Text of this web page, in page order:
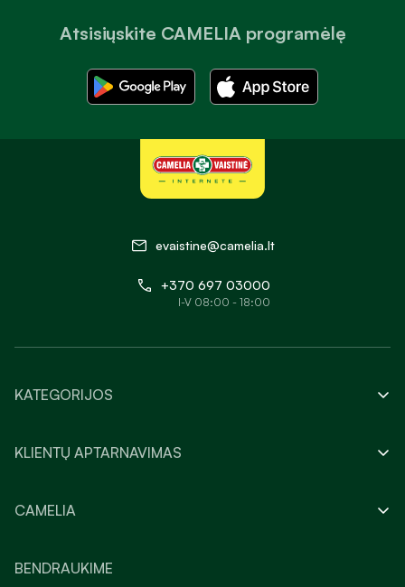
Atsisiųskite CAMELIA programėlę
evaistine@camelia.lt
+370 697 03000
I-V 08:00 - 18:00
KATEGORIJOS
KLIENTŲ APTARNAVIMAS
CAMELIA
BENDRAUKIME